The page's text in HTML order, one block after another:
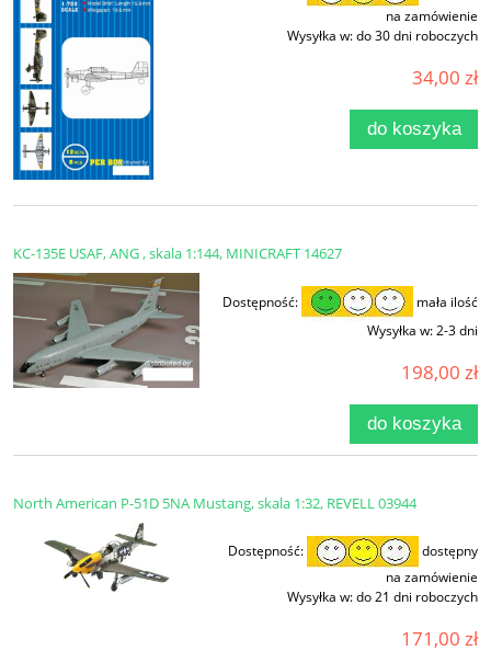
na zamówienie
Wysyłka w:do 30 dni roboczych
34,00 zł
do koszyka
KC-135E USAF, ANG , skala 1:144, MINICRAFT 14627
Dostępność:
mała ilość
Wysyłka w:2-3 dni
198,00 zł
do koszyka
North American P-51D 5NA Mustang, skala 1:32, REVELL 03944
Dostępność:
dostępny
na zamówienie
Wysyłka w:do 21 dni roboczych
171,00 zł